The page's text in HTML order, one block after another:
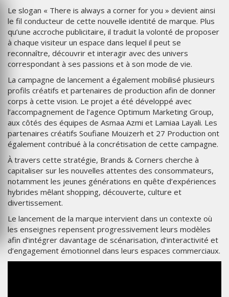
Le slogan « There is always a corner for you » devient ainsi
le fil conducteur de cette nouvelle identité de marque. Plus
qu’une accroche publicitaire, il traduit la volonté de proposer
à chaque visiteur un espace dans lequel il peut se
reconnaître, découvrir et interagir avec des univers
correspondant à ses passions et à son mode de vie.
La campagne de lancement a également mobilisé plusieurs
profils créatifs et partenaires de production afin de donner
corps à cette vision. Le projet a été développé avec
l’accompagnement de l’agence Optimum Marketing Group,
aux côtés des équipes de Asmaa Azmi et Lamiaa Layali. Les
partenaires créatifs Soufiane Mouizerh et 27 Production ont
également contribué à la concrétisation de cette campagne.
À travers cette stratégie, Brands & Corners cherche à
capitaliser sur les nouvelles attentes des consommateurs,
notamment les jeunes générations en quête d’expériences
hybrides mêlant shopping, découverte, culture et
divertissement.
Le lancement de la marque intervient dans un contexte où
les enseignes repensent progressivement leurs modèles
afin d’intégrer davantage de scénarisation, d’interactivité et
d’engagement émotionnel dans leurs espaces commerciaux.